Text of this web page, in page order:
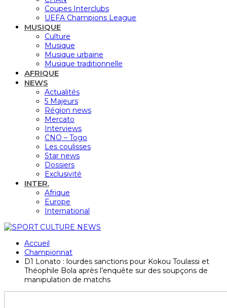
Coupes Interclubs
UEFA Champions League
MUSIQUE
Culture
Musique
Musique urbaine
Musique traditionnelle
AFRIQUE
NEWS
Actualités
5 Majeurs
Région news
Mercato
Interviews
CNO – Togo
Les coulisses
Star news
Dossiers
Exclusivité
INTER.
Afrique
Europe
International
Accueil
Championnat
D1 Lonato : lourdes sanctions pour Kokou Toulassi et
Théophile Bola après l’enquête sur des soupçons de
manipulation de matchs